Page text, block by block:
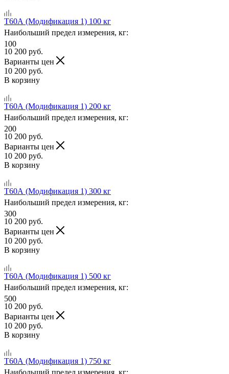
Т60А (Модификация 1) 100 кг
Наибольший предел измерения, кг:
100
10 200 руб.
Варианты цен
10 200 руб.
В корзину
Т60А (Модификация 1) 200 кг
Наибольший предел измерения, кг:
200
10 200 руб.
Варианты цен
10 200 руб.
В корзину
Т60А (Модификация 1) 300 кг
Наибольший предел измерения, кг:
300
10 200 руб.
Варианты цен
10 200 руб.
В корзину
Т60А (Модификация 1) 500 кг
Наибольший предел измерения, кг:
500
10 200 руб.
Варианты цен
10 200 руб.
В корзину
Т60А (Модификация 1) 750 кг
Наибольший предел измерения, кг: